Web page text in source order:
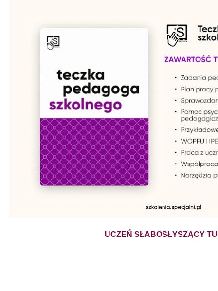
UCZEŃ SŁABOSŁYSZĄCY